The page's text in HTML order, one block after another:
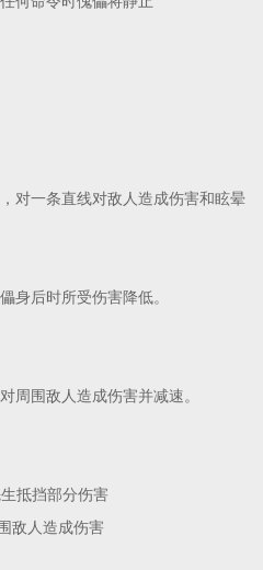
对一条直线对敌人造成伤害和眩晕
身后时所受伤害降低。
周围敌人造成伤害并减速。
抵挡部分伤害
敌人造成伤害